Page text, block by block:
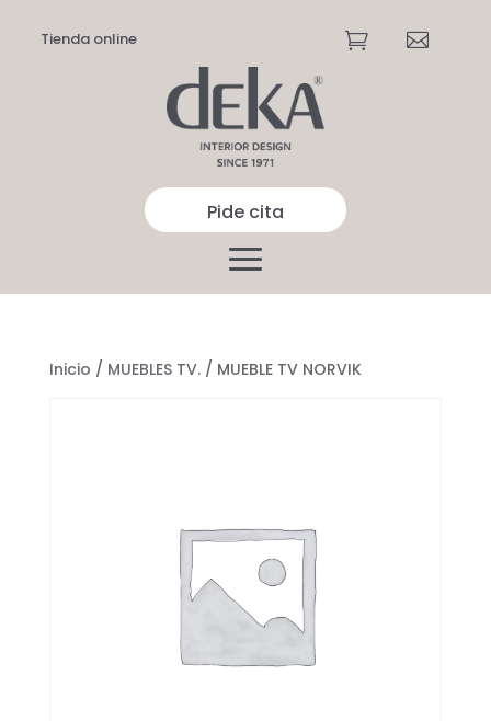
Tienda online  
Pide cita
Inicio / MUEBLES TV./ MUEBLE TV NORVIK